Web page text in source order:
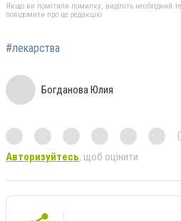
Якщо ви помітили помилку, виділіть необхідний
повідомити про це редакцію
#лекарства
Богданова Юлия
Авторизуйтесь, щоб оцінити